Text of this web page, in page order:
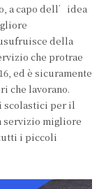
a capo dell’idea
della
che protrae
ed è sicuramente
che lavorano.
scolastici per il
servizio migliore
i piccoli